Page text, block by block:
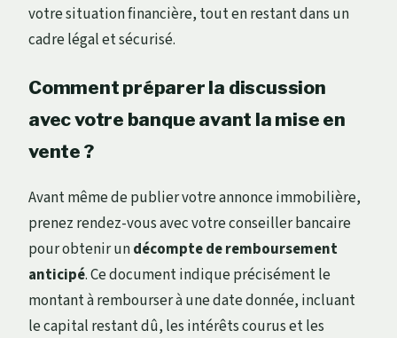
votre situation financière, tout en restant dans un
cadre légal et sécurisé.
Comment préparer la discussion
avec votre banque avant la mise en
vente ?
Avant même de publier votre annonce immobilière,
prenez rendez-vous avec votre conseiller bancaire
pour obtenir undécompte de remboursement
anticipé. Ce document indique précisément le
montant à rembourser à une date donnée, incluant
le capital restant dû, les intérêts courus et les